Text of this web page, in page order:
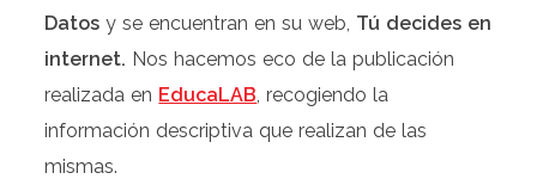
Datos y se encuentran en su web, Tú decides en
internet. Nos hacemos eco de la publicación
realizada en EducaLAB, recogiendo la
información descriptiva que realizan de las
mismas.